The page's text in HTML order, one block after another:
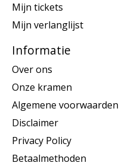
Mijn tickets
Mijn verlanglijst
Informatie
Over ons
Onze kramen
Algemene voorwaarden
Disclaimer
Privacy Policy
Betaalmethoden